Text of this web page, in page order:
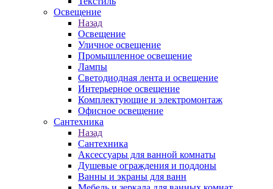
Освещение
Назад
Освещение
Уличное освещение
Промышленное освещение
Лампы
Светодиодная лента и освещение
Интерьерное освещение
Комплектующие и электромонтаж
Офисное освещение
Сантехника
Назад
Сантехника
Аксессуары для ванной комнаты
Душевые ограждения и поддоны
Ванны и экраны для ванн